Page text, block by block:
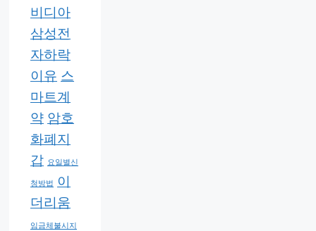
비디아
삼성전
자하락
이유 스
마트계
약 암호
화폐지
갑 요일별신
청방법
이
더리움
임금체불시지